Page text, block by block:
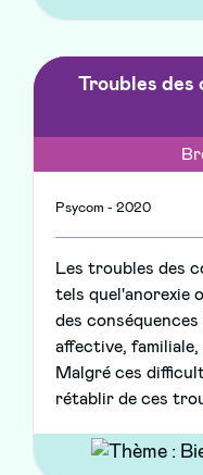
Troubles des
Psycom - 2020
Les troubles des
tels quel'anorexie
des
affective,
Malgré ces
rétablir de ces